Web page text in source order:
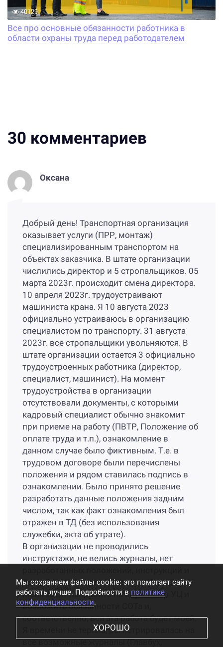
40129
Все про основные обязанности работника в
области охраны труда перед работодателем
30 комментариев
Оксана
Добрый день! Транспортная организация
оказывает услуги (ПРР, монтаж)
специализированным транспортом на
объектах заказчика. В штате организации
числились директор и 5 стропальщиков. 05
марта 2023г. происходит смена директора.
10 апреля 2023г. трудоустраивают
машиниста крана. Я 10 августа 2023
официально устраиваюсь в организацию
специалистом по транспорту. 31 августа
2023г. все стропальщики увольняются. В
штате организации остается 3 официально
трудоустроенных работника (директор,
специалист, машинист). На момент
трудоустройства в организации
отсутствовали документы, с которыми
кадровый специалист обычно знакомит
при приеме на работу (ПВТР, Положение об
оплате труда и т.п.), ознакомление в
данном случае было фиктивным. Т.е. в
трудовом договоре были перечислены
положения и рядом ставилась подпись в
ознакомлении. Было принято решение
разработать данные положения задним
числом, так как факт ознакомления был
отражен в ТД (без использования
служебки, акта об утрате).
В организации не проводились
инструктажи, не велись журналы, нет
программ тоже нет.
Меня хотят направить на обучение в УЦ и
возложить обязанности СОТа и,
соответственно, вся эта работа будет моей.
Я времени не теряла, регистрировалась на
все возможные журналы (Главбух,
Мы cохраняем файлы cookie: это помогает сайту
работать лучше. Подробности в политике
конфиденциальности.
ХОРОШО